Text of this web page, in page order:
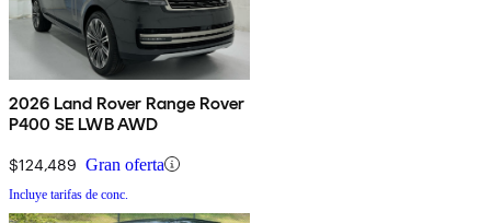
2026 Land Rover Range Rover
P400 SE LWB AWD
$124,489 Gran oferta
Incluye tarifas de conc.